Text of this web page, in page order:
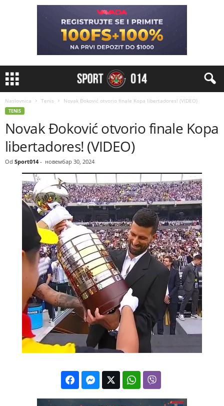
Naslovnica Tenis Novak Đoković otvorio finale Kopa libertadores! (VIDEO)
TENIS
Novak Đoković otvorio finale Kopa
libertadores! (VIDEO)
Od Sport014- новембар 30, 2024